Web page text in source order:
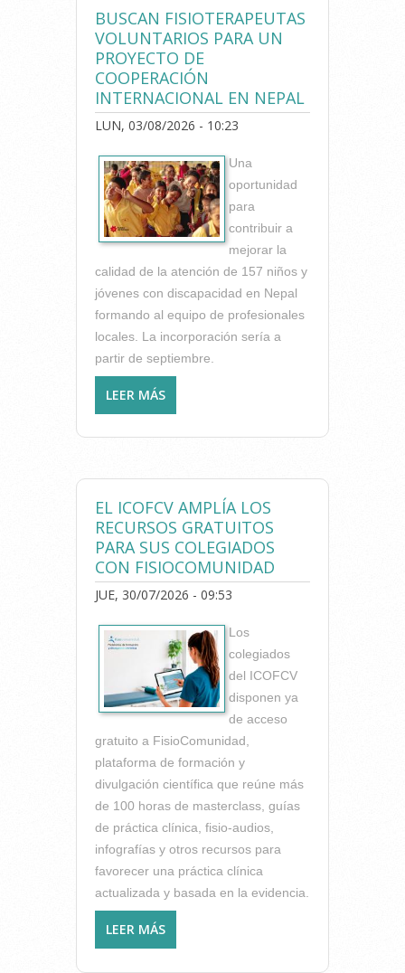
BUSCAN FISIOTERAPEUTAS
VOLUNTARIOS PARA UN
PROYECTO DE
COOPERACIÓN
INTERNACIONAL EN NEPAL
LUN, 03/08/2026 - 10:23
Una
oportunidad
para
contribuir a
mejorar la
calidad de la atención de 157 niños y
jóvenes con discapacidad en Nepal
formando al equipo de profesionales
locales. La incorporación sería a
partir de septiembre.
LEER MÁS
FISIOTERAPEUTAS
VOLUNTARIOS PARA UN
COOPERACIÓN
INTERNACIONAL EN NEPAL
EL ICOFCV AMPLÍA LOS
RECURSOS GRATUITOS
PARA SUS COLEGIADOS
CON FISIOCOMUNIDAD
JUE, 30/07/2026 - 09:53
Los
colegiados
del ICOFCV
disponen ya
de acceso
gratuito a FisioComunidad,
plataforma de formación y
divulgación científica que reúne más
de 100 horas de masterclass, guías
de práctica clínica, fisio-audios,
infografías y otros recursos para
favorecer una práctica clínica
actualizada y basada en la evidencia.
LEER MÁS
LOS RECURSOS GRATUITOS
PARA SUS COLEGIADOS CON